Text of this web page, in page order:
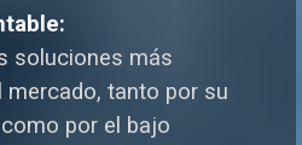
soluciones más
mercado, tanto por su
por el bajo